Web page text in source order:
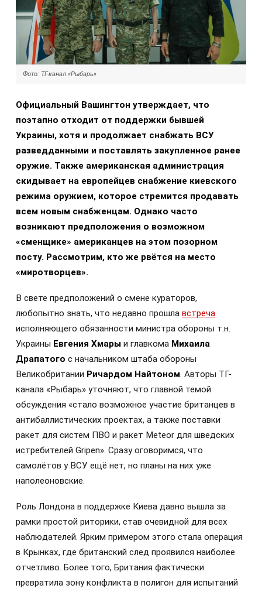
Фото: ТГ-канал «Рыбарь»
Официальный Вашингтон утверждает, что
поэтапно отходит от поддержки бывшей
Украины, хотя и продолжает снабжать ВСУ
разведданными и поставлять закупленное ранее
оружие. Также американская администрация
скидывает на европейцев снабжение киевского
режима оружием, которое стремится продавать
всем новым снабженцам. Однако часто
возникают предположения о возможном
«сменщике» американцев на этом позорном
посту. Рассмотрим, кто же рвётся на место
«миротворцев».
В свете предположений о смене кураторов,
любопытно знать, что недавно прошла встреча
исполняющего обязанности министра обороны т.н.
Украины Евгения Хмары и главкома Михаила
Драпатого с начальником штаба обороны
Великобритании Ричардом Найтоном. Авторы ТГ-
канала «Рыбарь» уточняют, что главной темой
обсуждения «стало возможное участие британцев в
антибаллистических проектах, а также поставки
ракет для систем ПВО и ракет Meteor для шведских
истребителей Gripen». Сразу оговоримся, что
самолётов у ВСУ ещё нет, но планы на них уже
наполеоновские.
Роль Лондона в поддержке Киева давно вышла за
рамки простой риторики, став очевидной для всех
наблюдателей. Ярким примером этого стала операция
в Крынках, где британский след проявился наиболее
отчетливо. Более того, Британия фактически
превратила зону конфликта в полигон для испытаний